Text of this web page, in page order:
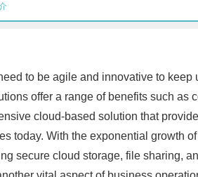
to be agile and innovative to
offer a range of benefits such
cloud-based solution that
today. With the exponential growth
secure cloud storage, file sharing,